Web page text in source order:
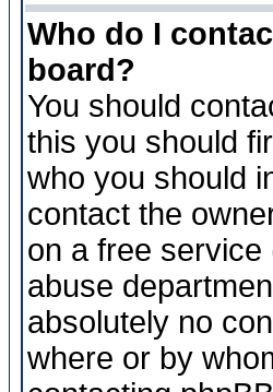
Who do I
board?
You should
this you should
who you should
contact the
on a free
abuse
absolutely no
where or by